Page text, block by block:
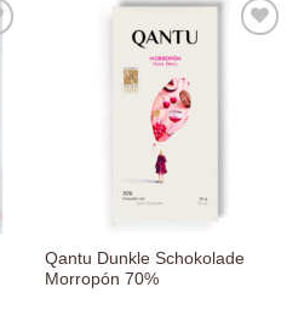
Qantu Dunkle Schokolade
Morropón 70%